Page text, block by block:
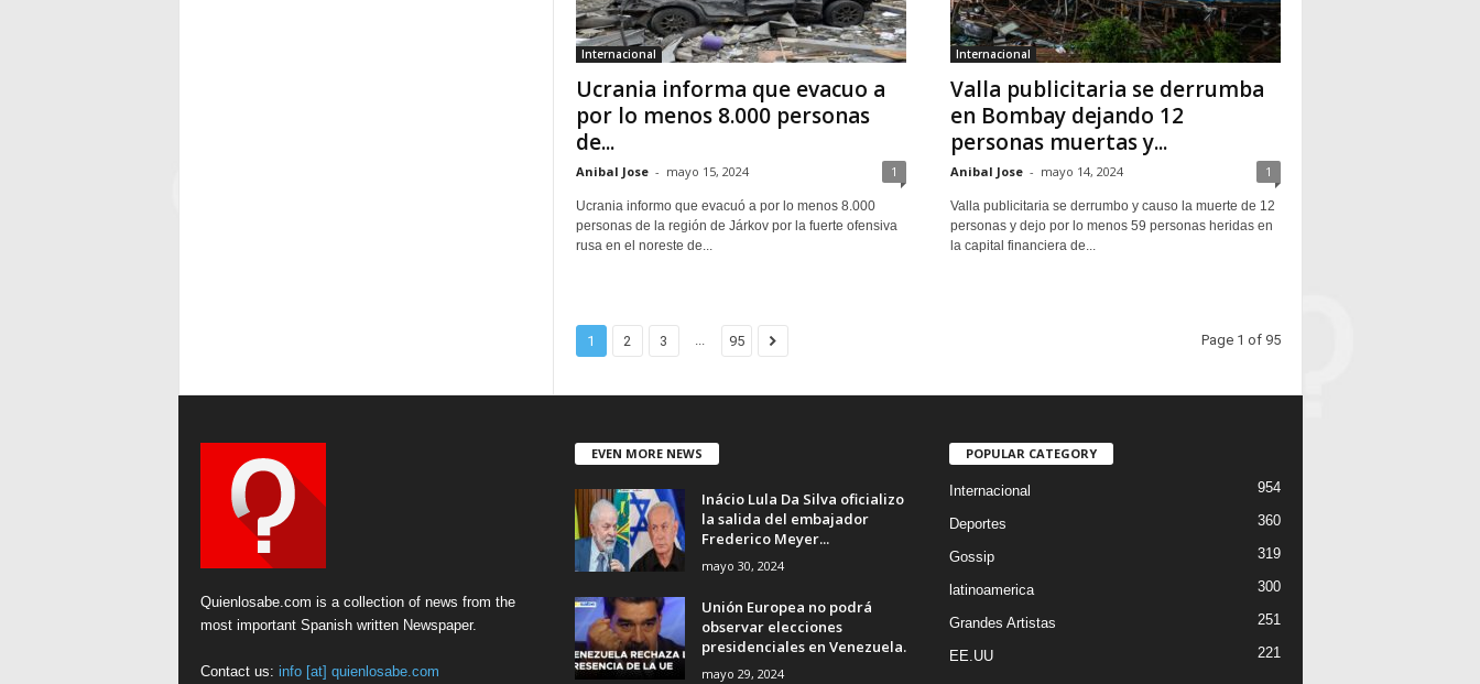
Internacional
Ucrania informa que evacuo a
por lo menos 8.000 personas
de...
Anibal Jose - mayo 15, 2024 1
Ucrania informo que evacuó a por lo menos 8.000
personas de la región de Járkov por la fuerte ofensiva
rusa en el noreste de...
Internacional
Valla publicitaria se derrumba
en Bombay dejando 12
personas muertas y...
Anibal Jose - mayo 14, 2024 1
Valla publicitaria se derrumbo y causo la muerte de 12
personas y dejo por lo menos 59 personas heridas en
la capital financiera de...
1 2 3 ... 95 Page 1 of 95
Quienlosabe.com is a collection of news from the
most important Spanish written Newspaper.
Contact us: info [at] quienlosabe.com
EVEN MORE NEWS
Inácio Lula Da Silva oficializo
la salida del embajador
Frederico Meyer...
mayo 30, 2024
Unión Europea no podrá
observar elecciones
presidenciales en Venezuela.
mayo 29, 2024
POPULAR CATEGORY
Internacional 954
Deportes 360
Gossip 319
latinoamerica 300
Grandes Artistas 251
EE.UU 221